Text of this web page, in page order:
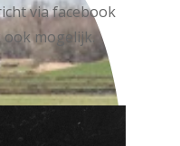
via facebook
mogelijk.